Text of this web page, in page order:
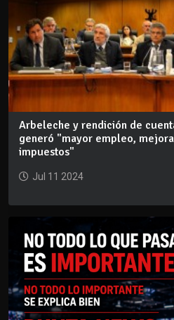
Arbeleche y rendición de
generó "mayor empleo,
impuestos"
Jul 11 2024